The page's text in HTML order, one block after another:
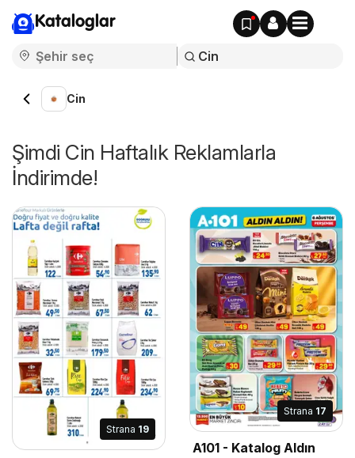
Kataloglar
Cin
Şimdi Cin Haftalık Reklamlarla
İndirimde!
Strana 19
Strana 17
A101 - Katalog Aldın